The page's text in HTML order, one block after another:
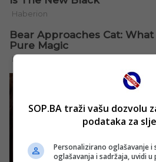
SOP.BA traži vašu dozvolu
podataka za
Personalizirano oglašavanje i
oglašavanja i sadržaja, uvidi